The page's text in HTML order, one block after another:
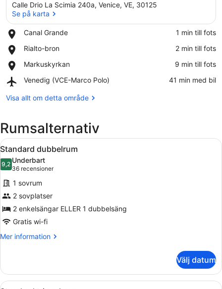
Calle Drio La Scimia 240a, Venice, VE, 30125
Se på karta
Canal Grande
Place,
Grande
‪1 min till fots‬
Rialto-bron
Place,
bron
‪2 min till fots‬
Markuskyrkan
Place,
‪9 min till fots‬
Venedig (VCE-Marco Polo)
Airport,
(VCE-
‪41 min med bil‬
Visa allt om detta område
Rumsalternativ
Öppna
alla
foton
för
Standard
dubbelrum
Ett sovrum med ett träpanelat
44
Standard dubbelrum
9,29,2 av 10
Underbart
36 recensioner
(36 recensioner)
1 sovrum
2 sovplatser
2 enkelsängar ELLER 1 dubbelsäng
Gratis wi-fi
Mer information
Mer
dubbelrum
Välj datum
Öppna
Ett hotellrum med två sängar, en